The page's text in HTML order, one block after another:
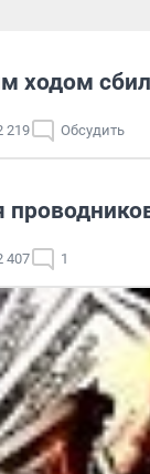
ходом
219 Обсудить
407 1